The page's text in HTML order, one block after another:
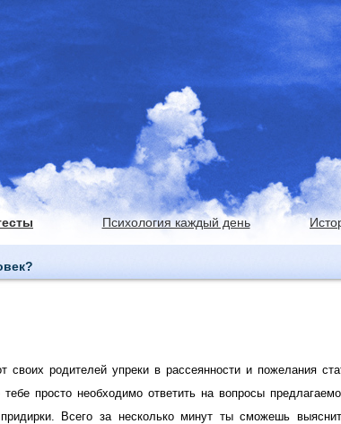
Психология каждый день
родителей упреки в рассеянности и пожелания
просто необходимо ответить на вопросы
Всего за несколько минут ты сможешь